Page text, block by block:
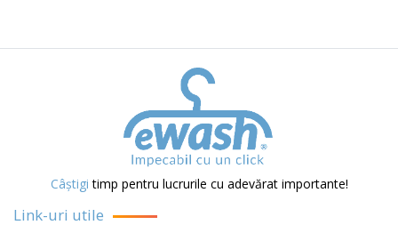
Câștigi timp pentru lucrurile cu adevărat importante!
Link-uri utile